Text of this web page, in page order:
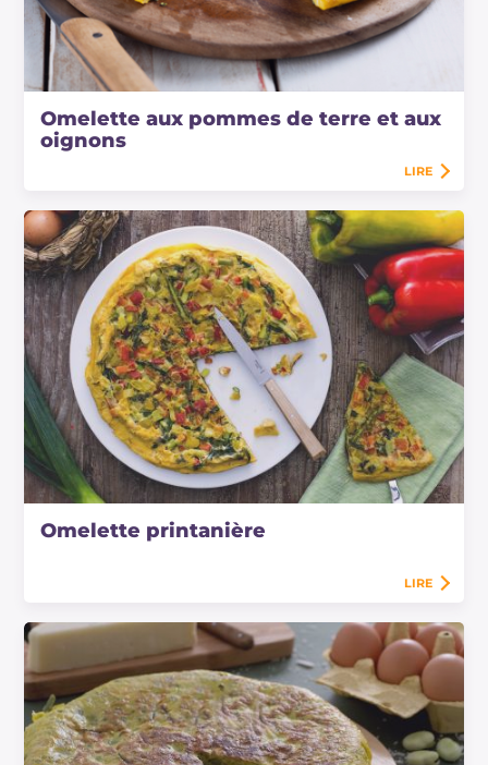
Omelette aux pommes de terre et aux
oignons
LIRE
Omelette printanière
LIRE